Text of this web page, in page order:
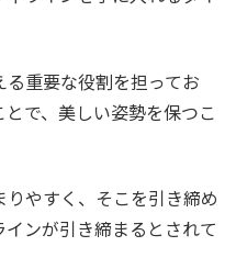
重要な役割を担ってお
で、美しい姿勢を保つこ
やすく、そこを引き締め
ンが引き締まるとされて